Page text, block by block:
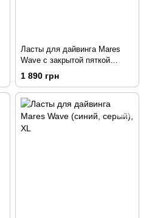
Ласты для дайвинга Mares
Wave с закрытой пяткой
(синий), 46-47
1 890 грн